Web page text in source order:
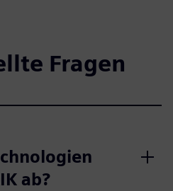
Fragen
ab?